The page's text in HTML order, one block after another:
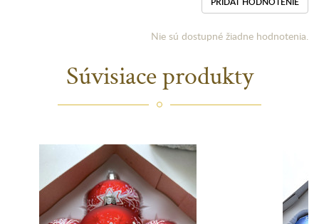
Nie sú dostupné žiadne hodnotenia.
Súvisiace produkty